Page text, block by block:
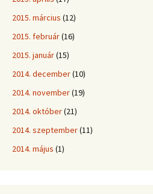
2015. március (12)
2015. február(16)
2015. január(15)
2014. december(10)
2014. november(19)
2014. október(21)
2014. szeptember(11)
2014. május (1)